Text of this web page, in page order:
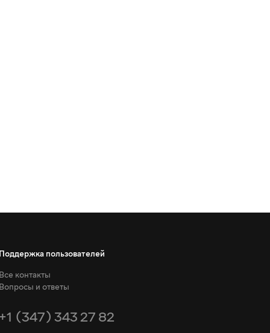
Поддержка пользователей
Все контакты
Вопросы и ответы
+1 (347) 343 27 82